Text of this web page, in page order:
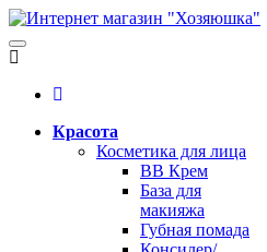
Красота
Косметика для лица
BB Крем
База для
макияжа
Губная помада